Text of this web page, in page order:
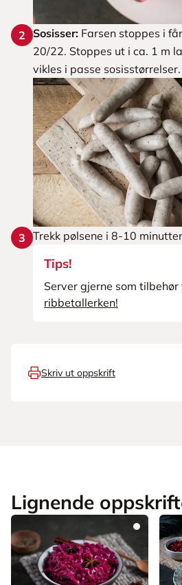
2 Sosisser: Farsen stoppes i
20/22. Stoppes ut i ca. 1 m
vikles i passe sosisstørrelser.
3 Trekk pølsene i 8-10
Tips!
Server gjerne som tilbehør
ribbetallerken!
Skriv ut oppskrift
Lignende